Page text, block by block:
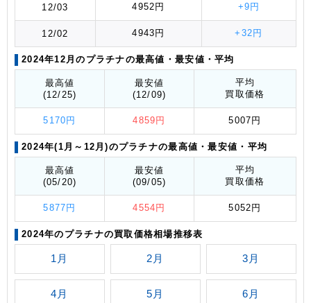
12/03 4952円 +9円
12/02 4943円 +32円
2024年12月のプラチナの最高値 ・最安値 ・平均
最高値
(12/25)
最安値
(12/09)
平均
買取価格
5170円 4859円 5007円
2024年(1月～12月)のプラチナの最高値 ・最安値 ・平均
最高値
(05/20)
最安値
(09/05)
平均
買取価格
5877円 4554円 5052円
2024年のプラチナの買取価格相場推移表
1月 2月 3月
4月 5月 6月